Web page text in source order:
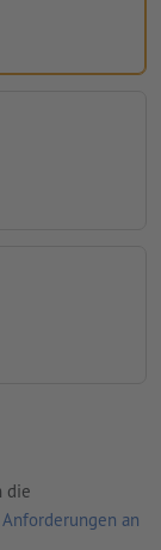
die
Anforderungen an